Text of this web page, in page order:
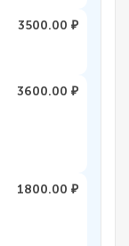
3500.00 ₽
3600.00 ₽
1800.00 ₽